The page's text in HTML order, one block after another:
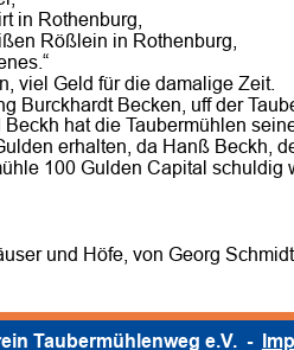
in Rothenburg,
Rößlein in Rothenburg,
viel Geld für die damalige Zeit.
Burckhardt Becken, uff der
hat die Taubermühlen
erhalten, da Hanß Beckh,
100 Gulden Capital schuldig
und Höfe, von Georg
Taubermühlenweg e.V.  -